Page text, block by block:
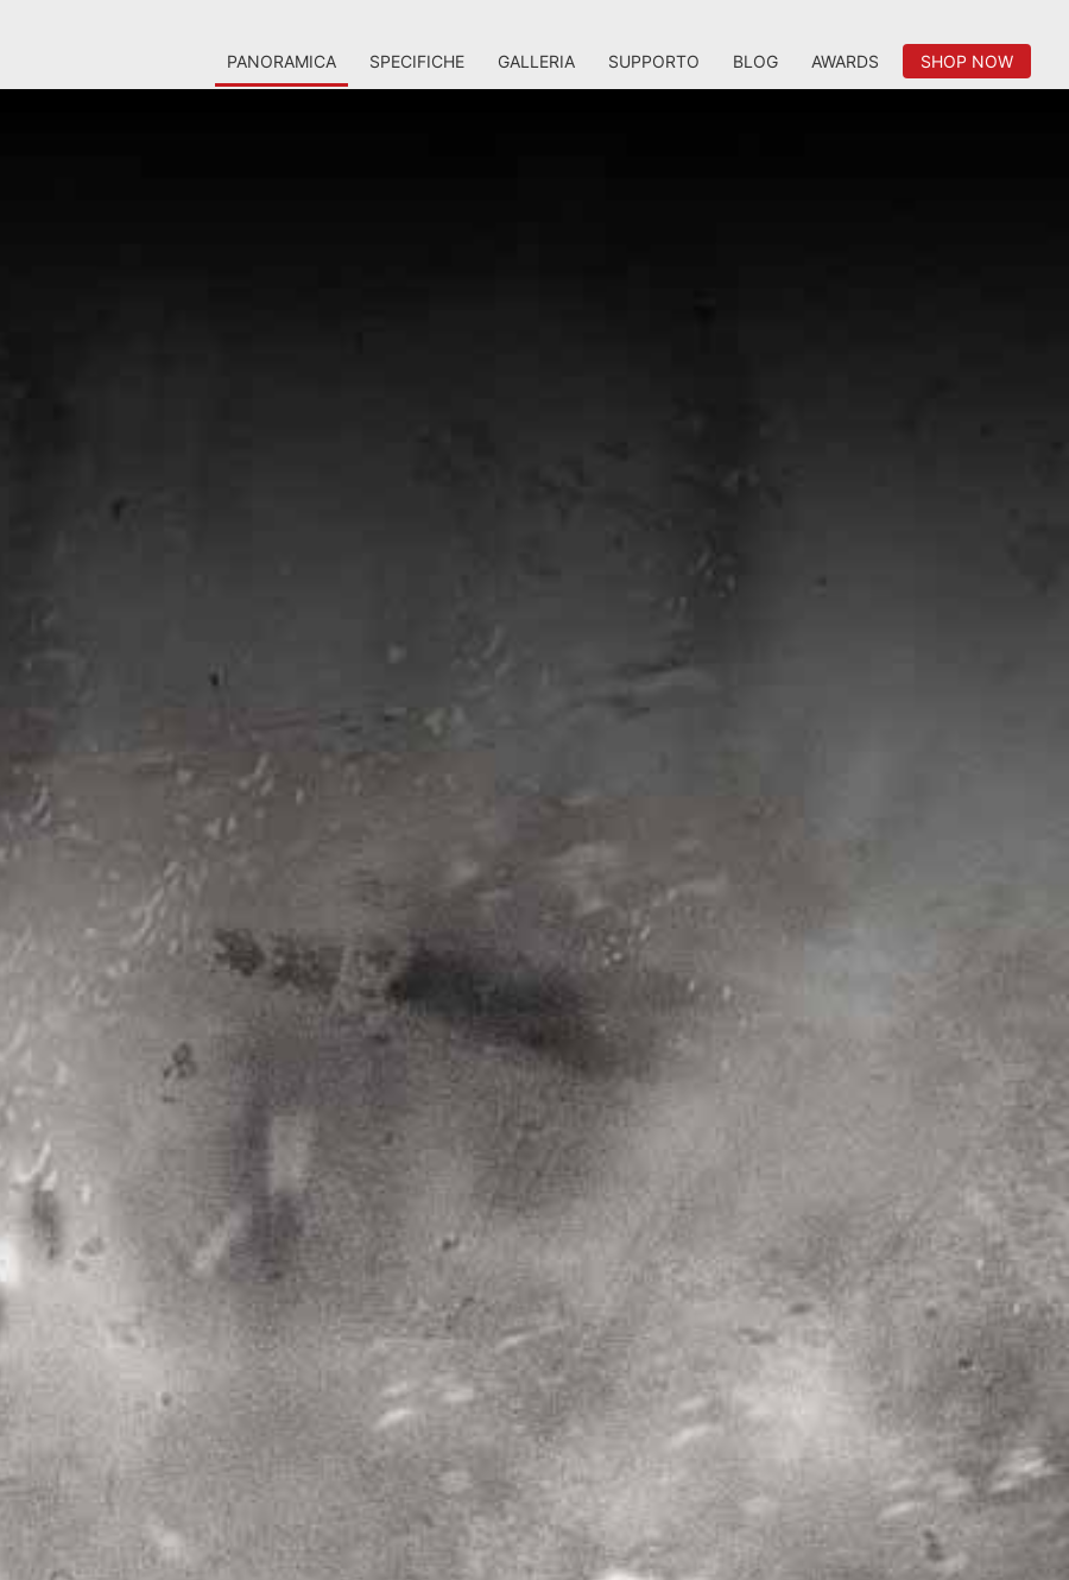
PANORAMICA SPECIFICHE GALLERIA SUPPORTO BLOG AWARDS SHOP NOW